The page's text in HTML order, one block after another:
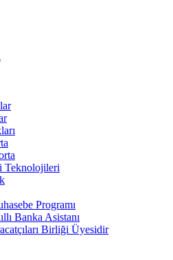
Teknolojileri
Programı
Banka Asistanı
Birliği Üyesidir